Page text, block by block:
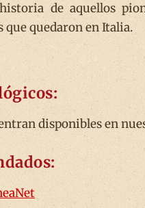
de aquellos
que quedaron en Italia.
disponibles en